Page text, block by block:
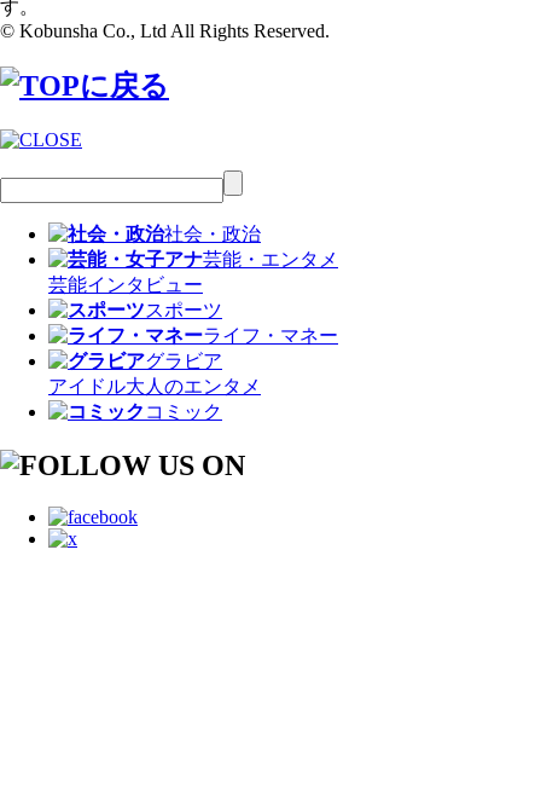
す。
© Kobunsha Co., Ltd All Rights Reserved.
社会・政治
芸能・エンタメ
芸能インタビュー
スポーツ
ライフ・マネー
グラビア
アイドル大人のエンタメ
コミック